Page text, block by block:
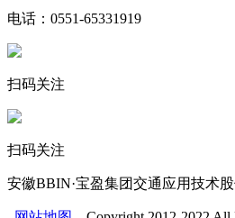
电话：0551-65331919
扫码关注
扫码关注
安徽BBIN·宝盈集团交通应用技术